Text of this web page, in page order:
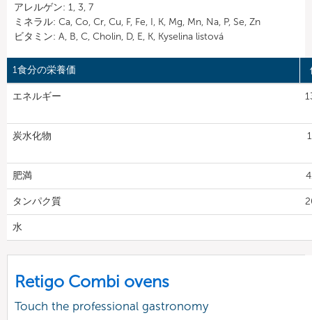
アレルゲン: 1, 3, 7
ミネラル: Ca, Co, Cr, Cu, F, Fe, I, K, Mg, Mn, Na, P, Se, Zn
ビタミン: A, B, C, Cholin, D, E, K, Kyselina listová
1食分の栄養価
エネルギー
炭水化物
肥満
タンパク質
水
Retigo Combi ovens
Touch the professional gastronomy